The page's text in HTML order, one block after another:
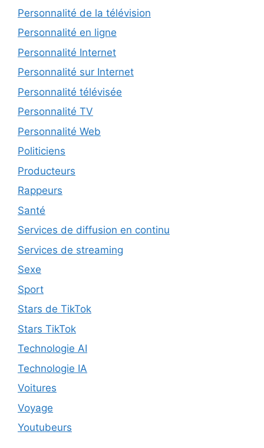
Personnalité de la télévision
Personnalité en ligne
Personnalité Internet
Personnalité sur Internet
Personnalité télévisée
Personnalité TV
Personnalité Web
Politiciens
Producteurs
Rappeurs
Santé
Services de diffusion en continu
Services de streaming
Sexe
Sport
Stars de TikTok
Stars TikTok
Technologie AI
Technologie IA
Voitures
Voyage
Youtubeurs